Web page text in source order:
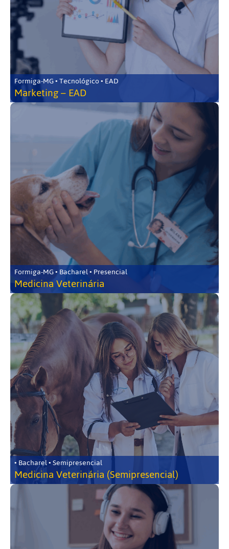
Formiga-MG • Tecnológico • EAD
Marketing – EAD
Formiga-MG • Bacharel • Presencial
Medicina Veterinária
• Bacharel • Semipresencial
Medicina Veterinária (Semipresencial)